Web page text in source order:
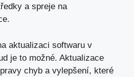
a spreje na
aktualizaci softwaru v
je to možné. Aktualizace
chyb a vylepšení, které